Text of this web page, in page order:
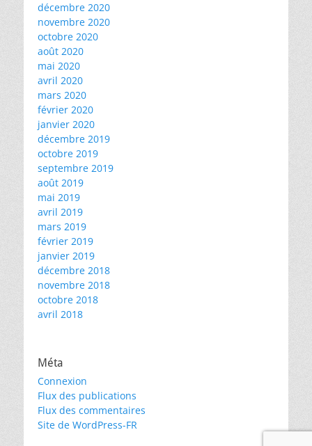
décembre 2020
novembre 2020
octobre 2020
août 2020
mai 2020
avril 2020
mars 2020
février 2020
janvier 2020
décembre 2019
octobre 2019
septembre 2019
août 2019
mai 2019
avril 2019
mars 2019
février 2019
janvier 2019
décembre 2018
novembre 2018
octobre 2018
avril 2018
Méta
Connexion
Flux des publications
Flux des commentaires
Site de WordPress-FR